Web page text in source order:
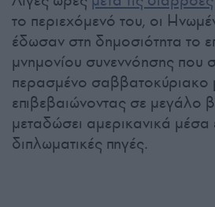
το περιεχόμενό του, οι
έδωσαν στη δημοσιότητα το
μνημονίου συνεννόησης που
περασμένο σαββατοκύριακο
επιβεβαιώνοντας σε μεγάλο
μεταδώσει αμερικανικά
διπλωματικές πηγές.